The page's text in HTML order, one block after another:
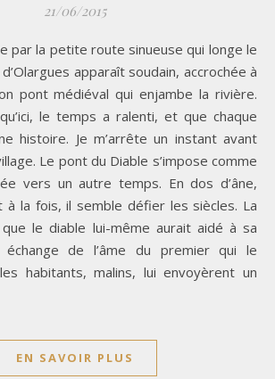
21/06/2015
apparaît soudain, accrochée à
pont médiéval qui enjambe la rivière.
le temps a ralenti, et que chaque
histoire. Je m’arrête un instant avant
Le pont du Diable s’impose comme
vers un autre temps. En dos d’âne,
à la fois, il semble défier les siècles. La
le diable lui-même aurait aidé à sa
échange de l’âme du premier qui le
habitants, malins, lui envoyèrent un
EN SAVOIR PLUS